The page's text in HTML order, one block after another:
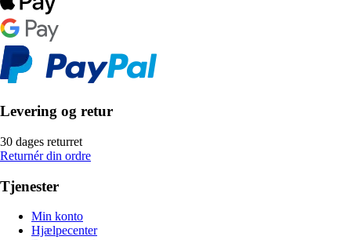
Levering og retur
30 dages returret
Returnér din ordre
Tjenester
Min konto
Hjælpecenter